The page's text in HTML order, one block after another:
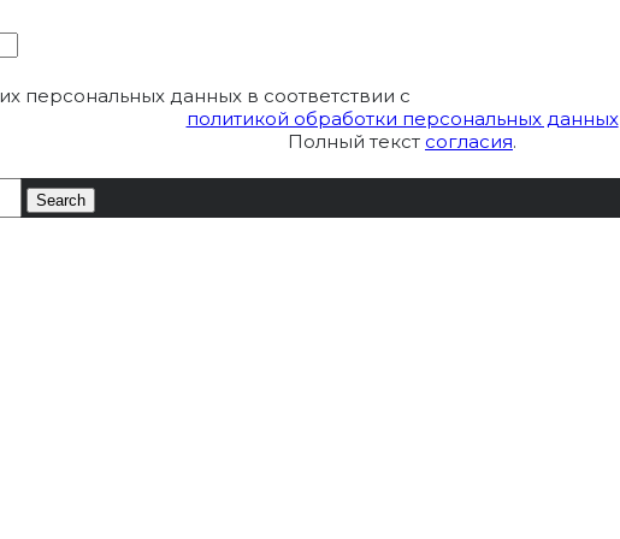
персональных данных в соответствии с
политикой обработки персональных данных
Полный текст согласия.